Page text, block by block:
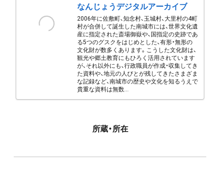
なんじょうデジタルアーカイブ
2006年に佐敷町、知念村、玉城村、大里村の4町
村が合併して誕生した南城市には、世界文化遺
産に指定された斎場御嶽や、国指定の史跡であ
る5つのグスクをはじめとした、有形・無形の
文化財が数多くあります。こうした文化財は、
観光や郷土教育にもひろく活用されています
が、それ以外にも、行政職員が作成・収集してき
た資料や、地元の人びとが残してきたさまざま
な記録など、南城市の歴史や文化を知るうえで
貴重な資料は無数...
所蔵・所在